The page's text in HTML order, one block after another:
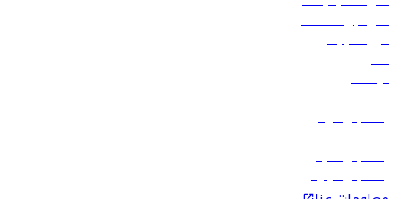
فلاي دبي للعطلات
تأجير السيارات
فنادق
الوظائف
رحلات إلى تبيليسي
رحلات إلى الرياض
رحلات إلى مسقط
رحلات إلى ماليه
رحلات إلى كولومبو